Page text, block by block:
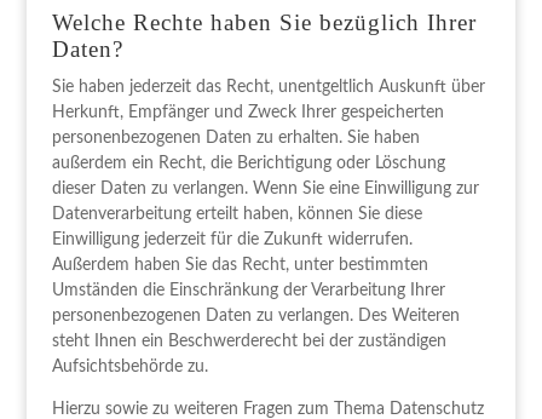
Welche Rechte haben Sie bezüglich Ihrer
Daten?
Sie haben jederzeit das Recht, unentgeltlich Auskunft über
Herkunft, Empfänger und Zweck Ihrer gespeicherten
personenbezogenen Daten zu erhalten. Sie haben
außerdem ein Recht, die Berichtigung oder Löschung
dieser Daten zu verlangen. Wenn Sie eine Einwilligung zur
Datenverarbeitung erteilt haben, können Sie diese
Einwilligung jederzeit für die Zukunft widerrufen.
Außerdem haben Sie das Recht, unter bestimmten
Umständen die Einschränkung der Verarbeitung Ihrer
personenbezogenen Daten zu verlangen. Des Weiteren
steht Ihnen ein Beschwerderecht bei der zuständigen
Aufsichtsbehörde zu.
Hierzu sowie zu weiteren Fragen zum Thema Datenschutz